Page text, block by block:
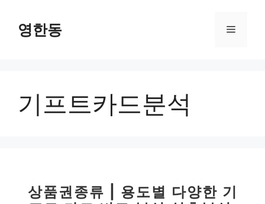
영한동 메
기프트카드분석
상품권종류 | 용도별 다양한 기